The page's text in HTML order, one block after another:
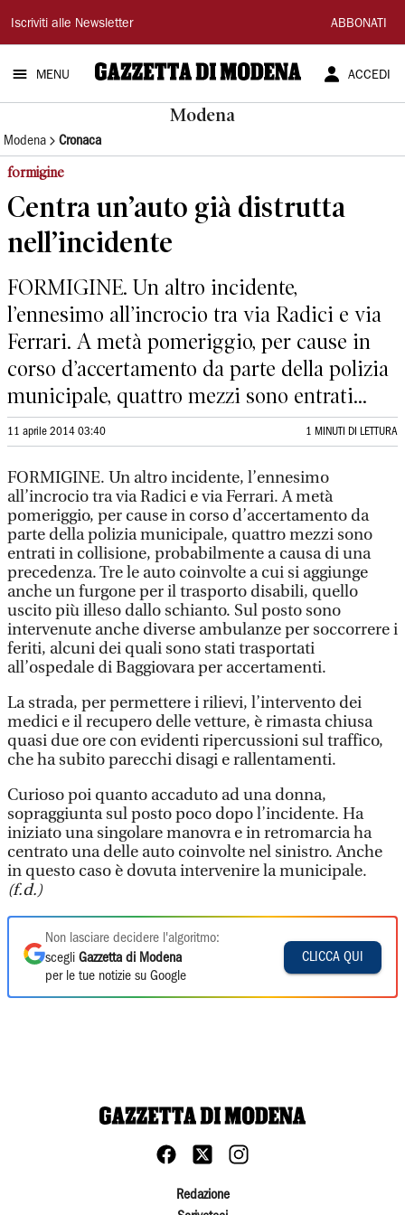
Gazzetta
di
Modena
Iscriviti alle Newsletter ABBONATI
MENU ACCEDI
Modena
Modena Cronaca
formigine
Centra un’auto già distrutta
nell’incidente
FORMIGINE. Un altro incidente,
l’ennesimo all’incrocio tra via Radici e via
Ferrari. A metà pomeriggio, per cause in
corso d’accertamento da parte della polizia
municipale, quattro mezzi sono entrati...
11 aprile 2014 03:40 1 MINUTI DI LETTURA
FORMIGINE. Un altro incidente, l’ennesimo
all’incrocio tra via Radici e via Ferrari. A metà
pomeriggio, per cause in corso d’accertamento da
parte della polizia municipale, quattro mezzi sono
entrati in collisione, probabilmente a causa di una
precedenza. Tre le auto coinvolte a cui si aggiunge
anche un furgone per il trasporto disabili, quello
uscito più illeso dallo schianto. Sul posto sono
intervenute anche diverse ambulanze per soccorrere i
feriti, alcuni dei quali sono stati trasportati
all’ospedale di Baggiovara per accertamenti.
La strada, per permettere i rilievi, l’intervento dei
medici e il recupero delle vetture, è rimasta chiusa
quasi due ore con evidenti ripercussioni sul traffico,
che ha subito parecchi disagi e rallentamenti.
Curioso poi quanto accaduto ad una donna,
sopraggiunta sul posto poco dopo l’incidente. Ha
iniziato una singolare manovra e in retromarcia ha
centrato una delle auto coinvolte nel sinistro. Anche
in questo caso è dovuta intervenire la municipale.
(f.d.)
Non lasciare decidere l'algoritmo:
scegli Gazzetta di Modena
per le tue notizie su Google
CLICCA QUI
Redazione